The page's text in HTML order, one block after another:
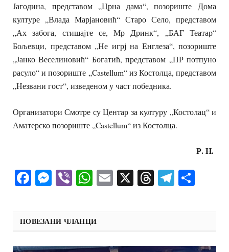
Јагодина, представом „Црна дама“, позориште Дома
културе „Влада Марјановић“ Старо Село, представом
„Ах забога, стишајте се, Мр Дринк“, „БАГ Театар“
Бољевци, представом „Не игрј на Енглеза“, позориште
„Јанко Веселиновић“ Богатић, представом „ПР потпуно
расуло“ и позориште „Castellum“ из Костолца, представом
„Незвани гост“, изведеном у част победника.
Организатори Смотре су Центар за културу „Костолац“ и
Аматерско позориште „Castellum“ из Костолца.
Р. Н.
Facebook
Messenger
ViberWhatsApp
Email
X Threads
ПОВЕЗАНИ ЧЛАНЦИ